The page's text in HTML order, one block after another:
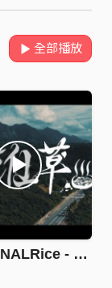
全部播放
燒仙草FINALRice - 燒仙草 GOD'S GIFT Ft. TO9